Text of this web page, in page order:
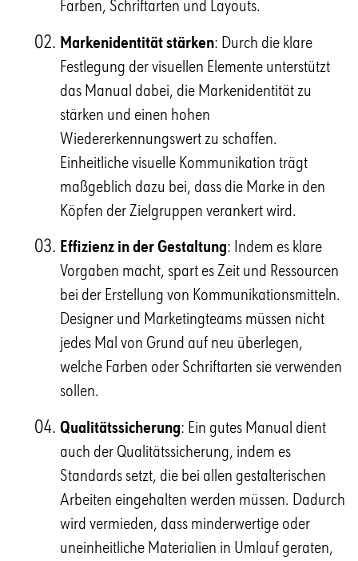
Farben, Schriftarten und Layouts.
Markenidentität stärken: Durch die klare
Festlegung der visuellen Elemente unterstützt
das Manual dabei, die Markenidentität zu
stärken und einen hohen
Wiedererkennungswert zu schaffen.
Einheitliche visuelle Kommunikation trägt
maßgeblich dazu bei, dass die Marke in den
Köpfen der Zielgruppen verankert wird.
Effizienz in der Gestaltung: Indem es klare
Vorgaben macht, spart es Zeit und Ressourcen
bei der Erstellung von Kommunikationsmitteln.
Designer und Marketingteams müssen nicht
jedes Mal von Grund auf neu überlegen,
welche Farben oder Schriftarten sie verwenden
sollen.
Qualitätssicherung: Ein gutes Manual dient
auch der Qualitätssicherung, indem es
Standards setzt, die bei allen gestalterischen
Arbeiten eingehalten werden müssen. Dadurch
wird vermieden, dass minderwertige oder
uneinheitliche Materialien in Umlauf geraten,